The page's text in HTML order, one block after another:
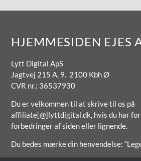
HJEMMESIDEN EJES
Lytt Digital ApS
Jagtvej 215 A, 9. 2100 Kbh Ø
CVR nr.: 36537930
Du er velkommen til at skrive til os på
affiliate[@]lyttdigital.dk, hvis du har
forbedringer af siden eller lignende.
Du bedes mærke din henvendelse: